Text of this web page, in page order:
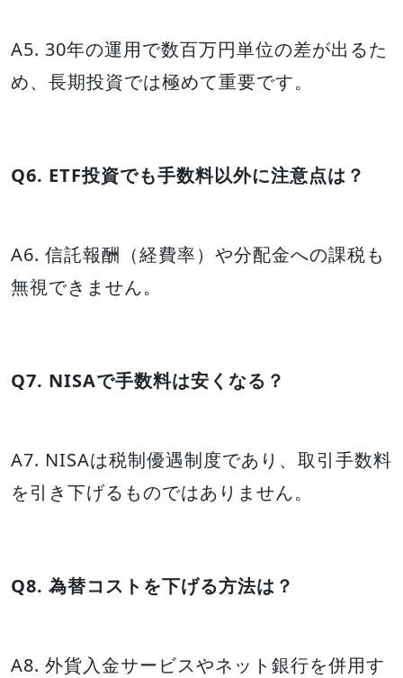
A5. 30年の運用で数百万円単位の差が出るた
め、長期投資では極めて重要です。
Q6. ETF投資でも手数料以外に注意点は？
A6. 信託報酬（経費率）や分配金への課税も
無視できません。
Q7. NISAで手数料は安くなる？
A7. NISAは税制優遇制度であり、取引手数料
を引き下げるものではありません。
Q8. 為替コストを下げる方法は？
A8. 外貨入金サービスやネット銀行を併用す